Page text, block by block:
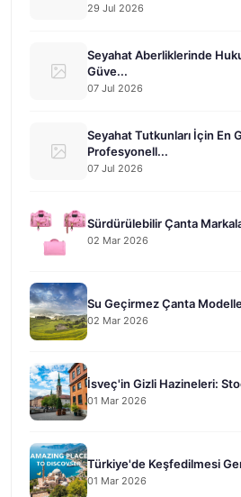
29 Jul 2026
Seyahat Aberliklerinde
Güve...
07 Jul 2026
Seyahat Tutkunları İçin En
Profesyonell...
07 Jul 2026
Sürdürülebilir Çanta
02 Mar 2026
Su Geçirmez Çanta
02 Mar 2026
İsveç'in Gizli Hazineleri:
01 Mar 2026
Türkiye'de Keşfedilmesi
01 Mar 2026